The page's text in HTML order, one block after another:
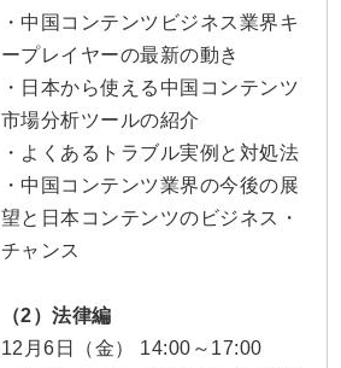
・中国コンテンツビジネス業界キ
ープレイヤーの最新の動き
・日本から使える中国コンテンツ
市場分析ツールの紹介
・よくあるトラブル実例と対処法
・中国コンテンツ業界の今後の展
望と日本コンテンツのビジネス・
チャンス
（2）法律編
12月6日（金） 14:00～17:00